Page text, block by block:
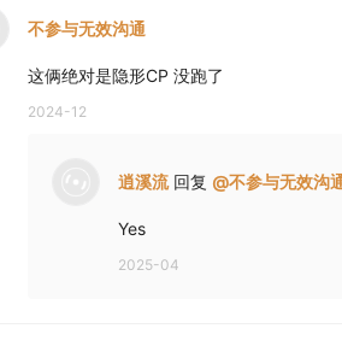
不参与无效沟通
这俩绝对是隐形CP 没跑了
2024-12
逍溪流 回复 @不参与无效沟
Yes
2025-04